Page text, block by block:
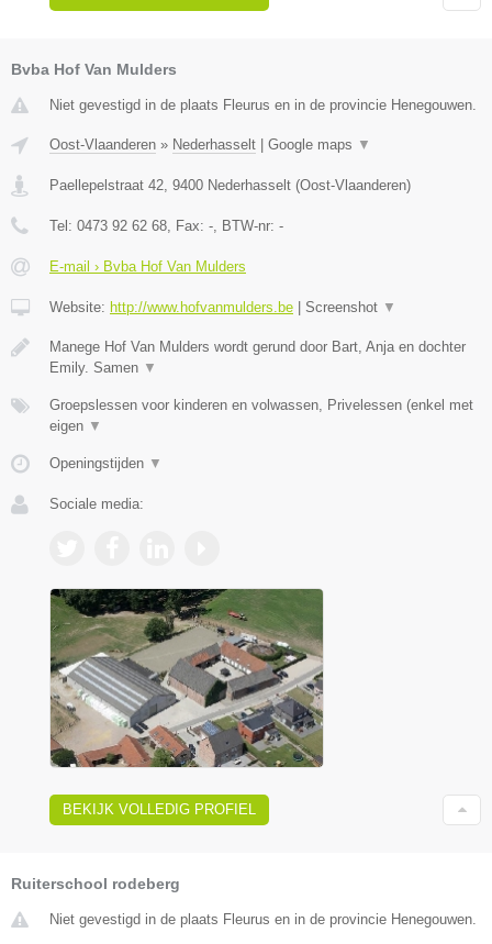
Bvba Hof Van Mulders
Niet gevestigd in de plaats Fleurus en in de provincie Henegouwen.
Oost-Vlaanderen » Nederhasselt Google maps ▼
Paellepelstraat 42, 9400 Nederhasselt (Oost-Vlaanderen)
Tel: 0473 92 62 68, Fax: -, BTW-nr: -
E-mail › Bvba Hof Van Mulders
Website: http://www.hofvanmulders.be Screenshot ▼
Manege Hof Van Mulders wordt gerund door Bart, Anja en dochter
Emily. Samen ▼
Groepslessen voor kinderen en volwassen, Privelessen (enkel met
eigen ▼
Openingstijden ▼
Sociale media:
BEKIJK VOLLEDIG PROFIEL
Ruiterschool rodeberg
Niet gevestigd in de plaats Fleurus en in de provincie Henegouwen.